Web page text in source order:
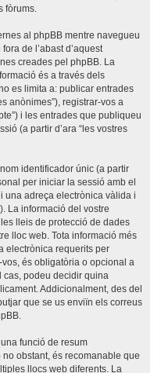
fòrums.
al phpBB mentre navegueu
de l’abast d’aquest
creades pel phpBB. La
és a través dels
es limita a: publicar entrades
anònimes”), registrar-vos a
i les entrades que publiqueu
(a partir d’ara “les vostres
identificador únic (a partir
per iniciar la sessió amb el
una adreça electrònica vàlida i
La informació del vostre
lleis de protecció de dades
lloc web. Tota informació més
electrònica requerits per
és obligatòria o opcional a
cas, podeu decidir quina
Addicionalment, des del
que se us enviïn els correus
funció de resum
obstant, és recomanable que
llocs web diferents. La